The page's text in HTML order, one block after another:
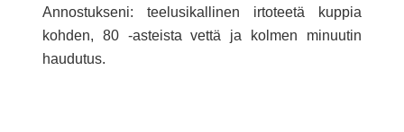
Annostukseni: teelusikallinen irtoteetä kuppia
kohden, 80 -asteista vettä ja kolmen minuutin
haudutus.